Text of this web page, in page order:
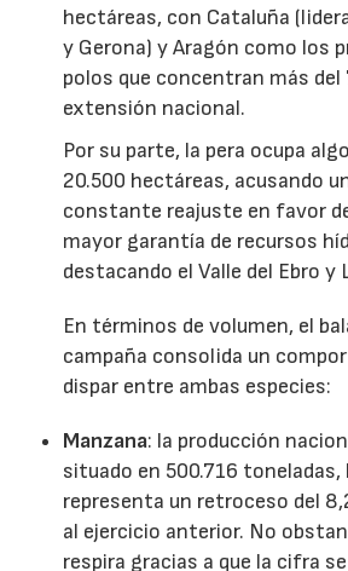
hectáreas, con Cataluña
y Gerona) y Aragón como los
polos que concentran más del
extensión nacional.
Por su parte, la pera ocupa
20.500 hectáreas, acusando
constante reajuste en favor
mayor garantía de recursos
destacando el Valle del Ebro y
En términos de volumen, el
campaña consolida un
dispar entre ambas especies:
Manzana: la producción
situado en 500.716 toneladas,
representa un retroceso del
al ejercicio anterior. No
respira gracias a que la cifra